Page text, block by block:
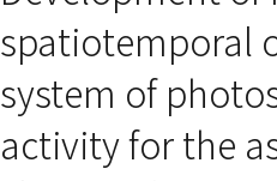
ウで開きます）
ンドウで開きます）
ウインドウで開きます）
spatiotemporal
system of
activity for the